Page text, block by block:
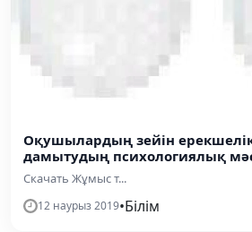
Оқушылардың зейін
дамытудың психологиялық
Скачать Жұмыс т...
12 наурыз 2019•Білім